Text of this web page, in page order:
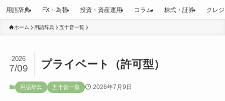
用語辞典 FX・為替 投資・資産運用 コラム 株式・証券 クレ
ホーム 用語辞典 五十音一覧
プライベート（許可型）
2026
7/09
用語辞典 五十音一覧 2026年7月9日